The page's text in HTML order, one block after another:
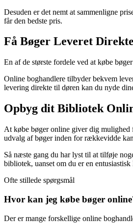
Desuden er det nemt at sammenligne
får den bedste pris.
Få Bøger Leveret
En af de største fordele ved at købe
Online boghandlere tilbyder bekvem
levering direkte til døren kan du nyde
Opbyg dit Bibliotek
At købe bøger online giver dig
udvalg af bøger inden for rækkevidde
Så næste gang du har lyst til at tilføje
bibliotek, uanset om du er en
Ofte stillede spørgsmål
Hvor kan jeg købe bøger
Der er mange forskellige online